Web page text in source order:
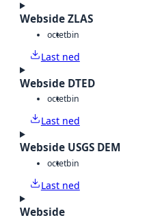
Webside ZLAS
octetbin
Last ned
Webside DTED
octetbin
Last ned
Webside USGS DEM
octetbin
Last ned
Webside